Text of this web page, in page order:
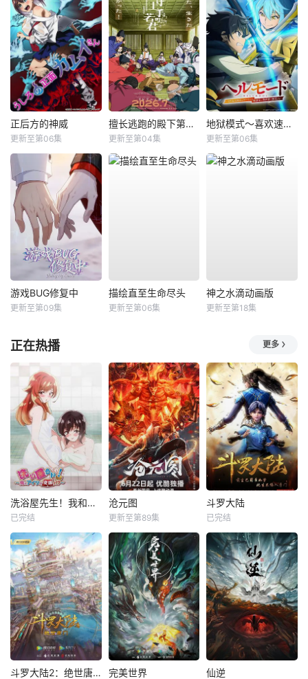
正后方的神威
更新至第06集
擅长逃跑的殿下第二季
更新至第04集
地狱模式～喜欢速通游戏的玩家在废设定异世界无双～第2季
更新至第06集
游戏BUG修复中
更新至第09集
描绘直至生命尽头
更新至第06集
神之水滴动画版
更新至第18集
正在热播 更多
洗浴屋先生！我和那家伙在女浴池！？
已完结
沧元图
更新至第89集
斗罗大陆
已完结
斗罗大陆2：绝世唐门 完美世界 仙逆